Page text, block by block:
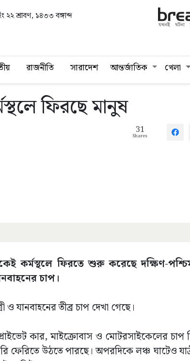
২২ শ্রাবণ, ১৪৩৩ বঙ্গাব্দ
রাজনীতি সারাদেশ আন্তর্জাতিক খেলা
ফিরছে মানুষ
31
Shares
কর্মস্থলে ফিরতে শুরু করেছে দক্ষিণ-
চাপ।
যানবাহনের তীব্র চাপ দেখা গেছে।
প্রাইভেট কার, মাইক্রোবাস ও মোটরসাইকেলের
ফেরিতে উঠতে পারছে। অপরদিকে লঞ্চ ঘাটেও